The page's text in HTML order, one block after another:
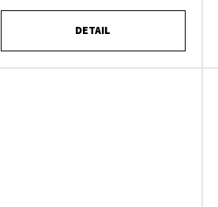
DETAIL